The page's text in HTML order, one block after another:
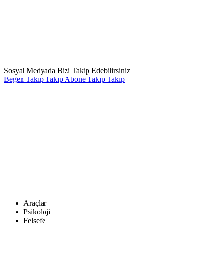
Sosyal Medyada Bizi Takip Edebilirsiniz
Beğen Takip Takip Abone Takip Takip
Araçlar
Psikoloji
Felsefe